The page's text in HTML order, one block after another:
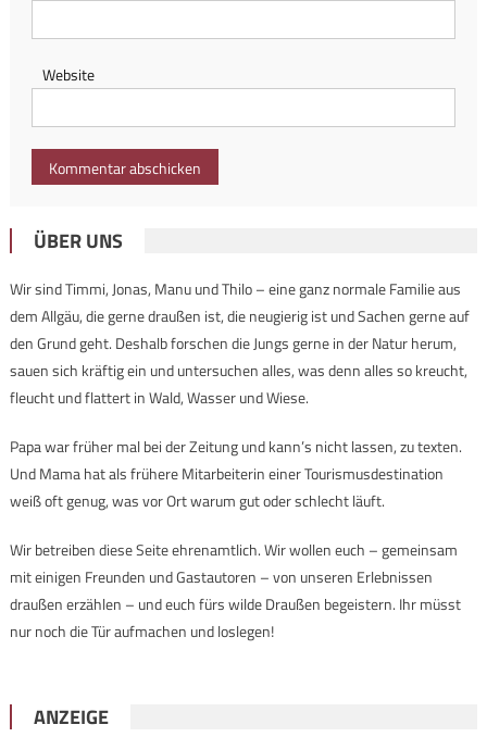
Website
ÜBER UNS
Wir sind Timmi, Jonas, Manu und Thilo – eine ganz normale Familie aus
dem Allgäu, die gerne draußen ist, die neugierig ist und Sachen gerne auf
den Grund geht. Deshalb forschen die Jungs gerne in der Natur herum,
sauen sich kräftig ein und untersuchen alles, was denn alles so kreucht,
fleucht und flattert in Wald, Wasser und Wiese.
Papa war früher mal bei der Zeitung und kann’s nicht lassen, zu texten.
Und Mama hat als frühere Mitarbeiterin einer Tourismusdestination
weiß oft genug, was vor Ort warum gut oder schlecht läuft.
Wir betreiben diese Seite ehrenamtlich. Wir wollen euch – gemeinsam
mit einigen Freunden und Gastautoren – von unseren Erlebnissen
draußen erzählen – und euch fürs wilde Draußen begeistern. Ihr müsst
nur noch die Tür aufmachen und loslegen!
ANZEIGE